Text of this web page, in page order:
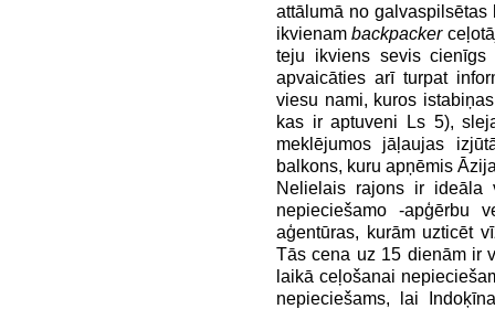
attālumā no
ikvienambackpacker
teju ikviens sevis cienīgs
apvaicāties arī turpat
viesu nami, kuros
kas ir aptuveni Ls 5),
meklējumos jāļaujas
balkons, kuru apņēmis
Nelielais rajons ir ideāla
nepieciešamo -apģērbu
aģentūras, kurām uzticēt
Tās cena uz 15 dienām ir
laikā ceļošanai
nepieciešams, lai